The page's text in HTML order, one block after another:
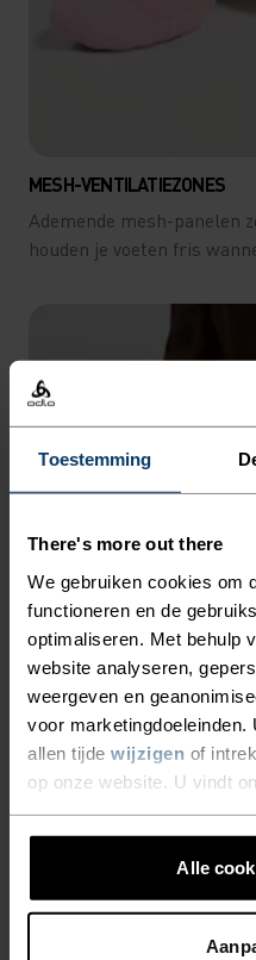
Toestemming
There's more out there
We gebruiken cookies om
functioneren en de
optimaliseren. Met behulp
website analyseren,
weergeven en
voor
allen tijde wijzigen of
op onze website. U vindt
Alle
MESH-VENTILATIEZONES
Ademende mesh-panelen
houden je voeten fris